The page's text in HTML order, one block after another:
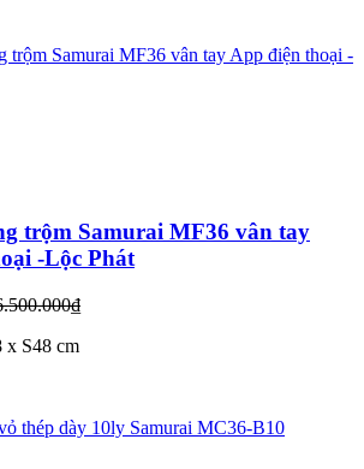
trộm Samurai MF36 vân tay
-Lộc Phát
x S48 cm